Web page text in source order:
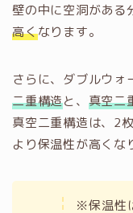
壁の中に空洞がある
高くなります。
さらに、ダブルウォ
二重構造と、 真空二
真空二重構造は、2
より保温性が高くな
※保温性